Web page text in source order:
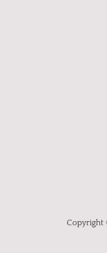
Copyright